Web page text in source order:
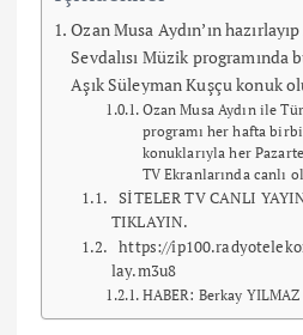
Ozan Musa Aydın’ın
Sevdalısı Müzik programında
Aşık Süleyman Kuşçu konuk
Ozan Musa Aydın ile
programı her hafta
konuklarıyla her
TV Ekranlarında canlı
SİTELER TV CANLI
TIKLAYIN.
https://
lay.m3u8
HABER: Berkay